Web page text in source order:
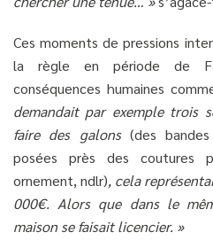
Ces moments de pressions
la règle en période de
conséquences humaines
demandait par exemple trois
faire des galons (des
posées près des coutures
ornement, ndlr), cela
000€. Alors que dans le
maison se faisait licencier. »